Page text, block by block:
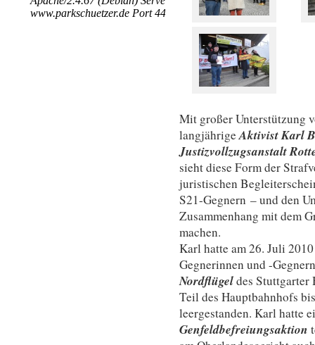
Mit großer Unterstützung
langjährigeAktivist Karl
Justizvollzugsanstalt
sieht diese Form der
juristischen
S21-Gegnern – und den
Zusammenhang mit dem
machen.
Karl hatte am 26. Juli
Gegnerinnen und -
Nordflügeldes Stuttgarter
Teil des Hauptbahnhofs
leergestanden. Karl hatte
Genfeldbefreiungsaktion